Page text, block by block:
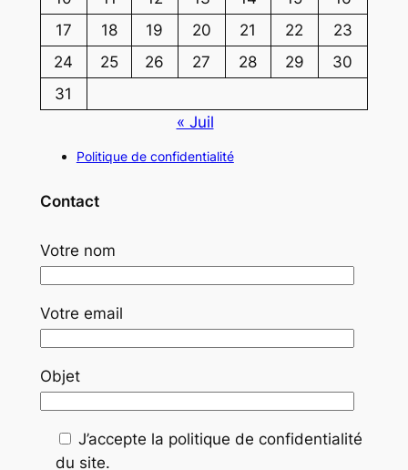
17
18 19 20 21 22
23
24
25 26 27 28 29
30
31
« Juil
Politique de confidentialité
Contact
Votre nom
Votre email
Objet
J’accepte la politique de confidentialité
du site.